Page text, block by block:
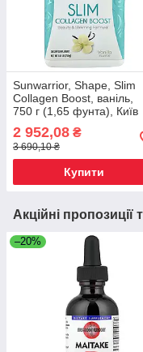
Sunwarrior, Shape, Slim
Collagen Boost, ваніль,
750 г (1,65 фунта), Київ
2 952,08 ₴
3 690,10 ₴
Купити
Акційні пропозиції
–20%